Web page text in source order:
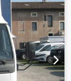
osztály:Euro 6,
hossza:4 000
a feltételek
kötött. *
Dkedpsxfkvdofx